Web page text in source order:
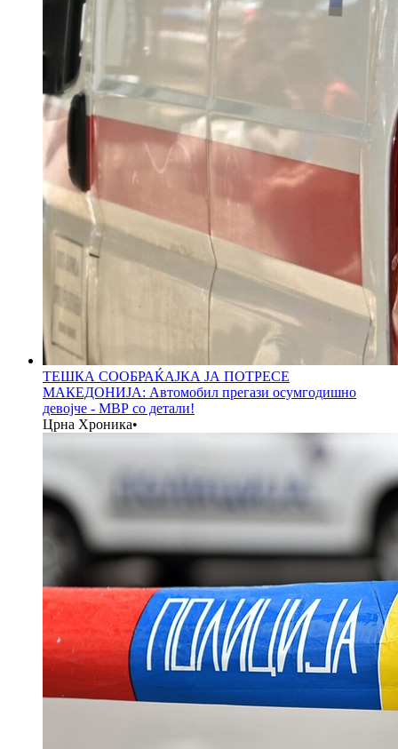
ТЕШКА СООБРАЌАЈКА ЈА ПОТРЕСЕ
МАКЕДОНИЈА: Автомобил прегази осумгодишно
девојче - МВР со детали!
Црна Хроника•